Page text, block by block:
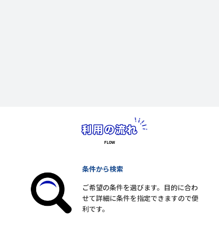
条件から検索
ご希望の条件を選びます。目的に合わ
せて詳細に条件を指定できますので便
利です。